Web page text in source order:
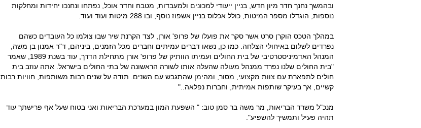
ובהמשך נחנך חדר מיון חדש, בניין ייעודי למכונים ולמעבדות, מטבח וחדר אוכל, נפתחו ונחנכו יחידות ומחלקות
נוספות, הוגדלו מספר המיטות, כולל אכלוס בניין אשפוז נוסף, ובו 288 מיטות ועוד ועוד.
במהלך הטכס הוקרן סרט אשר סקר את פועלו של פרופ' אורן, לצד הקרנת שיר שבו צולמו כל העובדים כשהם
נפרדים לשלום באיחולי הצלחה. כמו כן, נשאו דברים עמיתים וחברים מכל הזמנים, ביניהם, ד"ר אמנון בן משה,
המנהל האדמיניסטרטיבי של בית החולים ועמיתו הוותיק של פרופ' אורן מתחילת הדרך, עוד בשנת 1989, שאמר
"בית החולים שלנו נפרד ממנהל מעולה שהעלה אותו לשורה הראשונה של בתי החולים בישראל. אתה עוזב בית
חולים לתפארת עם צוות מקצועי, מסור, ומהימן שהתגבש עם השנים. תודה על שנים רבות משותפות, חוויות רבות,
קשיים, אך בעיקר שותפות אמיתית, וחברות נפלאה.."
מנכ"ל משרד הבריאות, מר משה בר סמן טוב: " השפעת המון במערכת הבריאות ואני בטוח שעל אף פרישתך עוד
תהיה פעיל ותמשיך להשפיע".